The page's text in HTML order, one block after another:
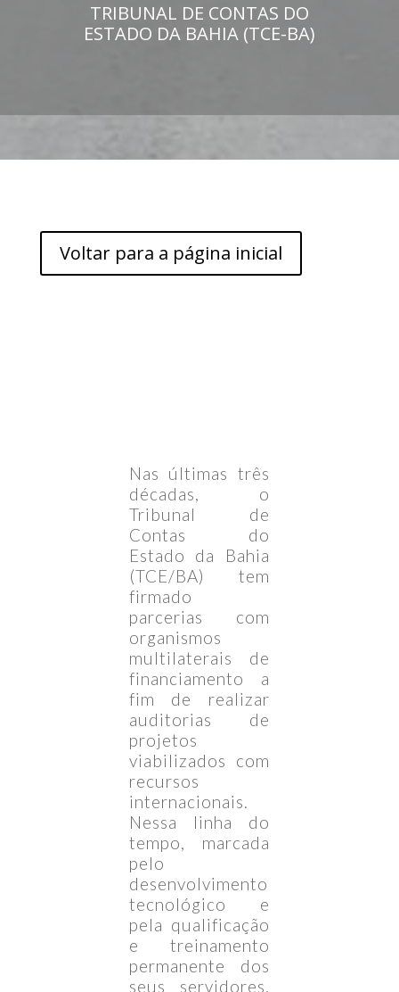
TRIBUNAL DE CONTAS DO
ESTADO DA BAHIA (TCE-BA)
Voltar para a página inicial
Nas últimas três
décadas, o
Tribunal de
Contas do
Estado da Bahia
(TCE/BA) tem
firmado
parcerias com
organismos
multilaterais de
financiamento a
fim de realizar
auditorias de
projetos
viabilizados com
recursos
internacionais.
Nessa linha do
tempo, marcada
pelo
desenvolvimento
tecnológico e
pela qualificação
e treinamento
permanente dos
seus servidores,